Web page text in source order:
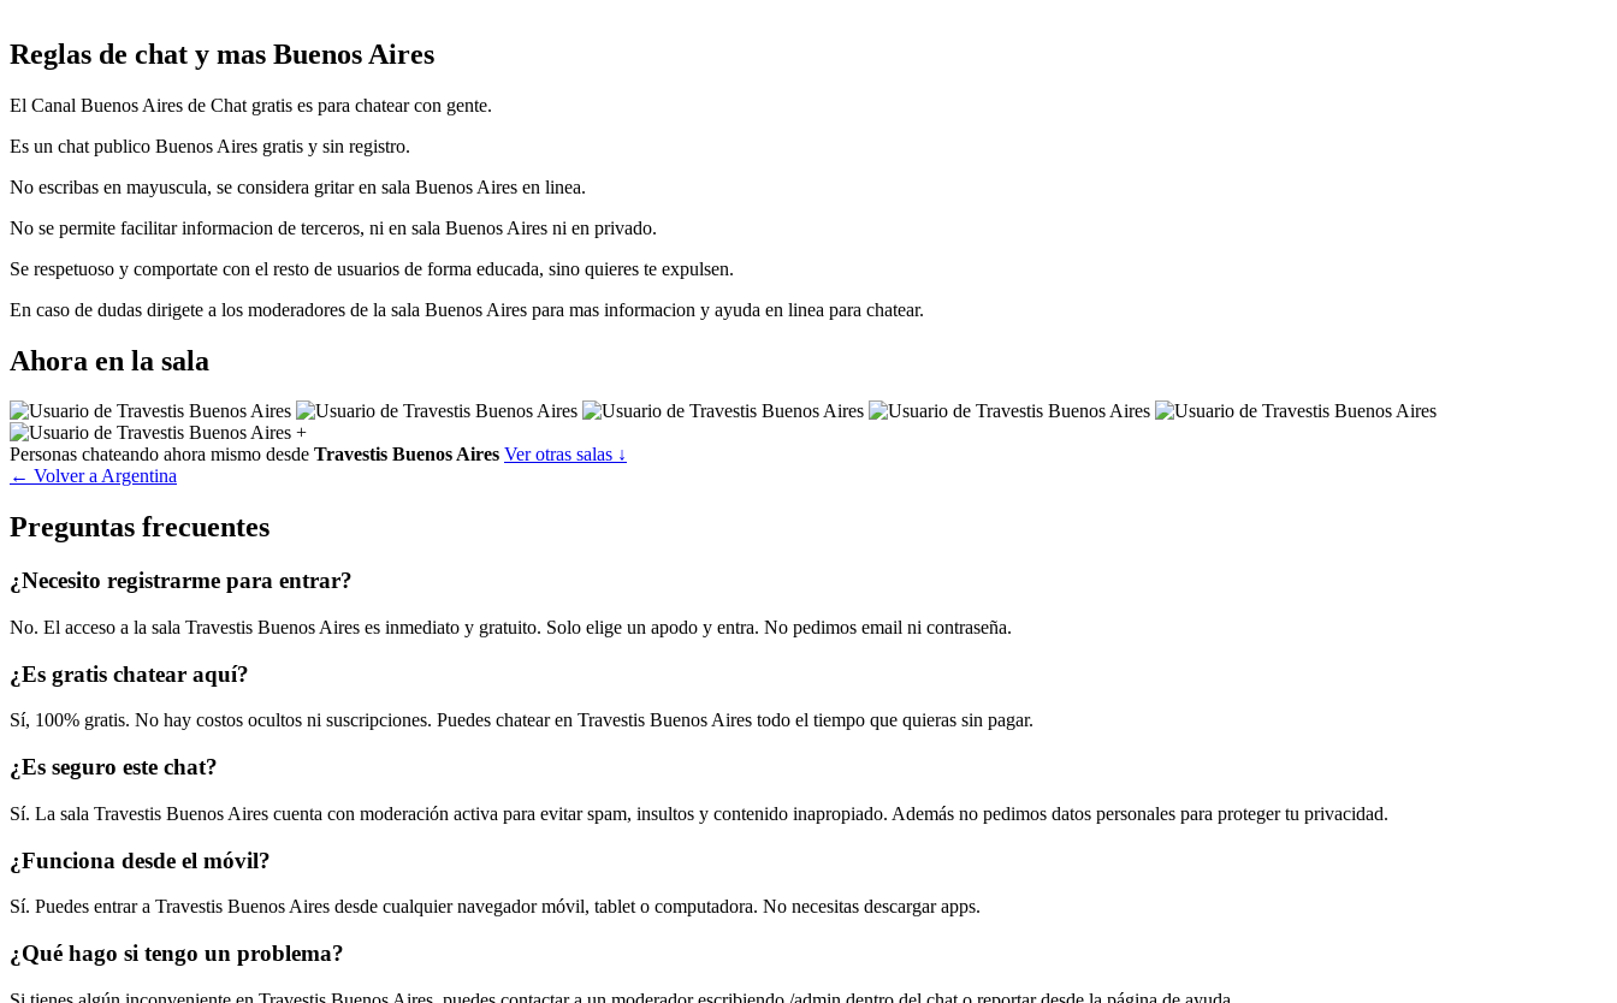
Reglas de chat y mas Buenos Aires
El Canal Buenos Aires de Chat gratis es para chatear con gente.
Es un chat publico Buenos Aires gratis y sin registro.
No escribas en mayuscula, se considera gritar en sala Buenos Aires en linea.
No se permite facilitar informacion de terceros, ni en sala Buenos Aires ni en privado.
Se respetuoso y comportate con el resto de usuarios de forma educada, sino quieres te expulsen.
En caso de dudas dirigete a los moderadores de la sala Buenos Aires para mas informacion y ayuda en linea para chatear.
Ahora en la sala
+
Personas chateando ahora mismo desde Travestis Buenos Aires Ver otras salas ↓
← Volver a Argentina
Preguntas frecuentes
¿Necesito registrarme para entrar?
No. El acceso a la sala Travestis Buenos Aires es inmediato y gratuito. Solo elige un apodo y entra. No pedimos email ni contraseña.
¿Es gratis chatear aquí?
Sí, 100% gratis. No hay costos ocultos ni suscripciones. Puedes chatear en Travestis Buenos Aires todo el tiempo que quieras sin pagar.
¿Es seguro este chat?
Sí. La sala Travestis Buenos Aires cuenta con moderación activa para evitar spam, insultos y contenido inapropiado. Además no pedimos datos personales para proteger tu privacidad.
¿Funciona desde el móvil?
Sí. Puedes entrar a Travestis Buenos Aires desde cualquier navegador móvil, tablet o computadora. No necesitas descargar apps.
¿Qué hago si tengo un problema?